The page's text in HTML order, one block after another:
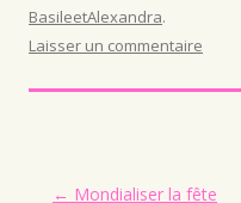
BasileetAlexandra.
Laisser un commentaire
Navigation des articles
← Mondialiser la fête